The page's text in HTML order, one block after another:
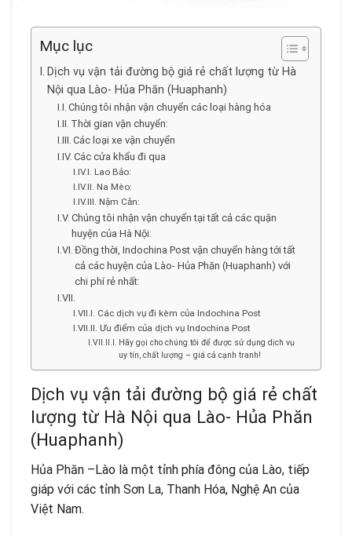
Mục lục
Dịch vụ vận tải đường bộ giá rẻ chất lượng từ Hà
Nội qua Lào- Hủa Phăn (Huaphanh)
Chúng tôi nhận vận chuyển các loại hàng hóa
Thời gian vận chuyển:
Các loại xe vận chuyển
Các cửa khẩu đi qua
Lao Bảo:
Na Mèo:
Nậm Cắn:
Chúng tôi nhận vận chuyển tại tất cả các quận
huyện của Hà Nội:
Đồng thời, Indochina Post vận chuyển hàng tới tất
cả các huyện của Lào- Hủa Phăn (Huaphanh) với
chi phí rẻ nhất:
Các dịch vụ đi kèm của Indochina Post
Ưu điểm của dịch vụ Indochina Post
Hãy gọi cho chúng tôi để được sử dụng dịch vụ
uy tín, chất lượng – giá cả cạnh tranh!
Dịch vụ vận tải đường bộ giá rẻ chất
lượng từ Hà Nội qua Lào- Hủa Phăn
(Huaphanh)
Hủa Phăn –Lào là một tỉnh phía đông của Lào, tiếp
giáp với các tỉnh Sơn La, Thanh Hóa, Nghệ An của
Việt Nam.